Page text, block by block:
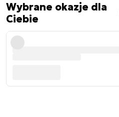
Wybrane okazje dla
Ciebie